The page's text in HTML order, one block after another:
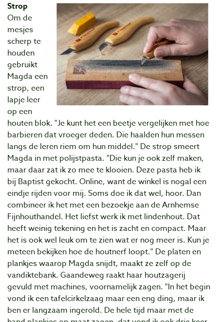
Strop
Om de
mesjes
scherp te
houden
gebruikt
Magda een
strop, een
lapje leer
op een
houten blok. "Je kunt het een beetje vergelijken met hoe
barbieren dat vroeger deden. Die haalden hun messen
langs de leren riem om hun middel." De strop smeert
Magda in met polijstpasta. "Die kun je ook zelf maken,
maar daar zat ik zo mee te klooien. Deze pasta heb ik
bij Baptist gekocht. Online, want de winkel is nogal een
eindje rijden voor mij. Soms doe ik dat wel, hoor. Dan
combineer ik het met een bezoekje aan de Arnhemse
Fijnhouthandel. Het liefst werk ik met lindenhout. Dat
heeft weinig tekening en het is zacht en compact. Maar
het is ook wel leuk om te zien wat er nog meer is. Kun je
meteen bekijken hoe de houtnerf loopt." De platen en
plankjes waarop Magda snijdt, maakt ze zelf op de
vandiktebank. Gaandeweg raakt haar houtzagerij
gevuld met machines, voornamelijk zagen. "In het begin
vond ik een tafelcirkelzaag maar een eng ding, maar ik
ben er langzaam ingerold. De hele tijd maar met de